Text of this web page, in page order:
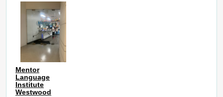
Mentor
Language
Institute
Westwood